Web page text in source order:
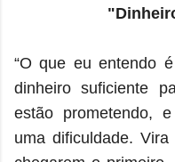
“O que eu entendo
dinheiro suficiente
estão prometendo,
uma dificuldade.